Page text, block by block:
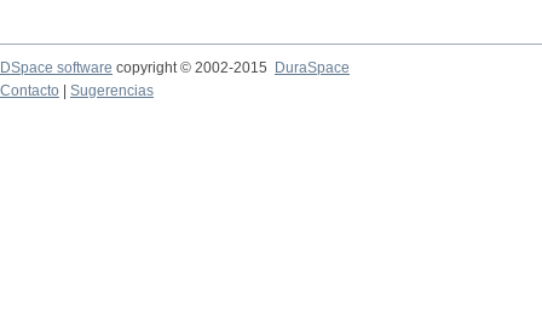
DSpace software copyright © 2002-2015
DuraSpace
Contacto
Sugerencias